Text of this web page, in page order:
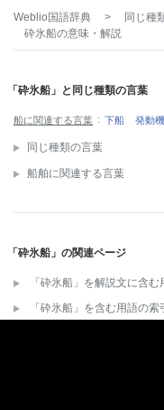
Weblio国語辞典 > 同じ種
砕氷船の意味・解説
「砕氷船」と同じ種類の言葉
船に関連する言葉 下船 発動
同じ種類の言葉
船舶に関連する言葉
「砕氷船」の関連ページ
「砕氷船」を解説文に含
「砕氷船」を含む用語の索引